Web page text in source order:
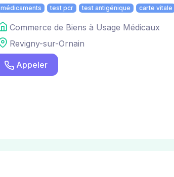
médicaments test pcr test antigénique carte vitale
Commerce de Biens à Usage Médicaux
Revigny-sur-Ornain
Appeler